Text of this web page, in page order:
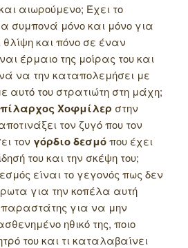
αιωρούμενο; Έχει το
συμπονά μόνο και μόνο για
και πόνο σε έναν
έρμαιο της μοίρας του και
να την καταπολεμήσει με
αυτό του στρατιώτη στη μάχη;
Χοφμίλερ στην
τον ζυγό που τον
τον γόρδιο δεσμόπου έχει
του και την σκέψη του;
είναι το γεγονός πως δεν
για την κοπέλα αυτή
για να μην
ηθικό της, ποιο
του και τι καταλαβαίνει